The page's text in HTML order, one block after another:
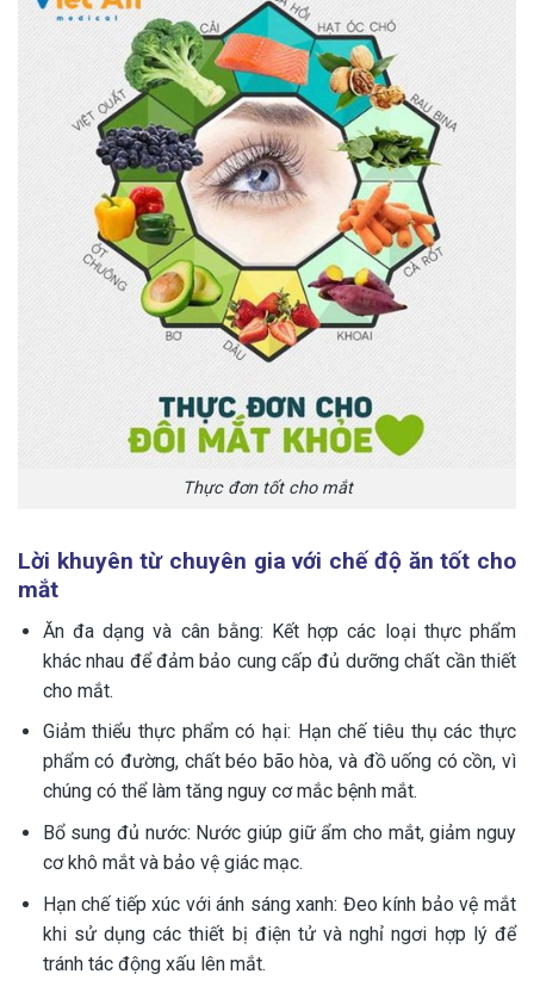
Thực đơn tốt cho mắt
Lời khuyên từ chuyên gia với chế độ ăn tốt cho
mắt
Ăn đa dạng và cân bằng: Kết hợp các loại thực phẩm
khác nhau để đảm bảo cung cấp đủ dưỡng chất cần thiết
cho mắt.
Giảm thiểu thực phẩm có hại: Hạn chế tiêu thụ các thực
phẩm có đường, chất béo bão hòa, và đồ uống có cồn, vì
chúng có thể làm tăng nguy cơ mắc bệnh mắt.
Bổ sung đủ nước: Nước giúp giữ ẩm cho mắt, giảm nguy
cơ khô mắt và bảo vệ giác mạc.
Hạn chế tiếp xúc với ánh sáng xanh: Đeo kính bảo vệ mắt
khi sử dụng các thiết bị điện tử và nghỉ ngơi hợp lý để
tránh tác động xấu lên mắt.